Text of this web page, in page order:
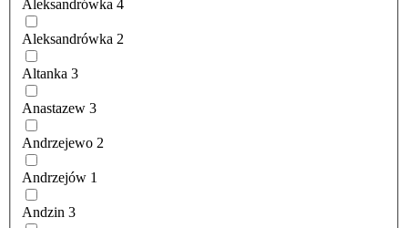
Aleksandrówka 4
Aleksandrówka 2
Altanka 3
Anastazew 3
Andrzejewo 2
Andrzejów 1
Andzin 3